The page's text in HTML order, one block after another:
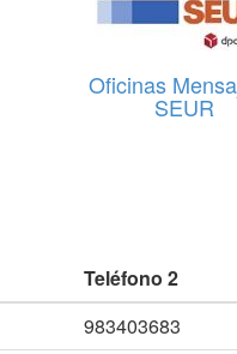
Oficinas
SEUR
Teléfono 2
983403683